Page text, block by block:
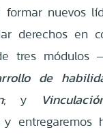
nuevos
derechos en
tres módulos
de
; y
entregaremos